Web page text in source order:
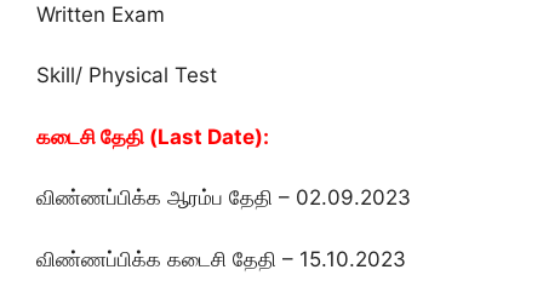
Written Exam
Skill/ Physical Test
கடைசி தேதி (Last Date):
விண்ணப்பிக்க ஆரம்ப தேதி – 02.09.2023
விண்ணப்பிக்க கடைசி தேதி – 15.10.2023